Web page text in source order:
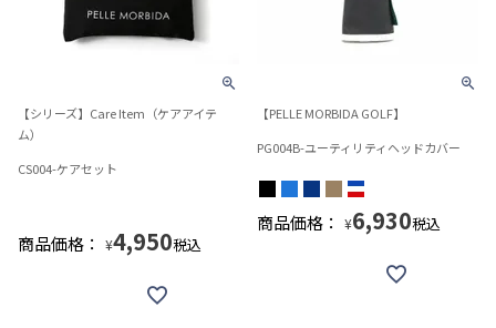
【シリーズ】Care Item（ケアアイテ
ム）
CS004-ケアセット
商品価格： ¥4,950税込
【PELLE MORBIDA GOLF】
PG004B-ユーティリティヘッドカバー
商品価格： ¥6,930税込